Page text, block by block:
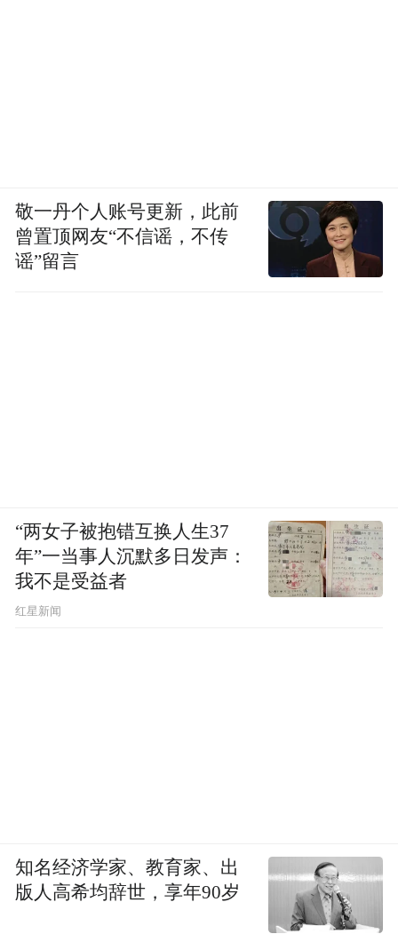
敬一丹个人账号更新，此前
曾置顶网友“不信谣，不传
谣”留言
“两女子被抱错互换人生37
年”一当事人沉默多日发声：
我不是受益者
红星新闻
知名经济学家、教育家、出
版人高希均辞世，享年90岁